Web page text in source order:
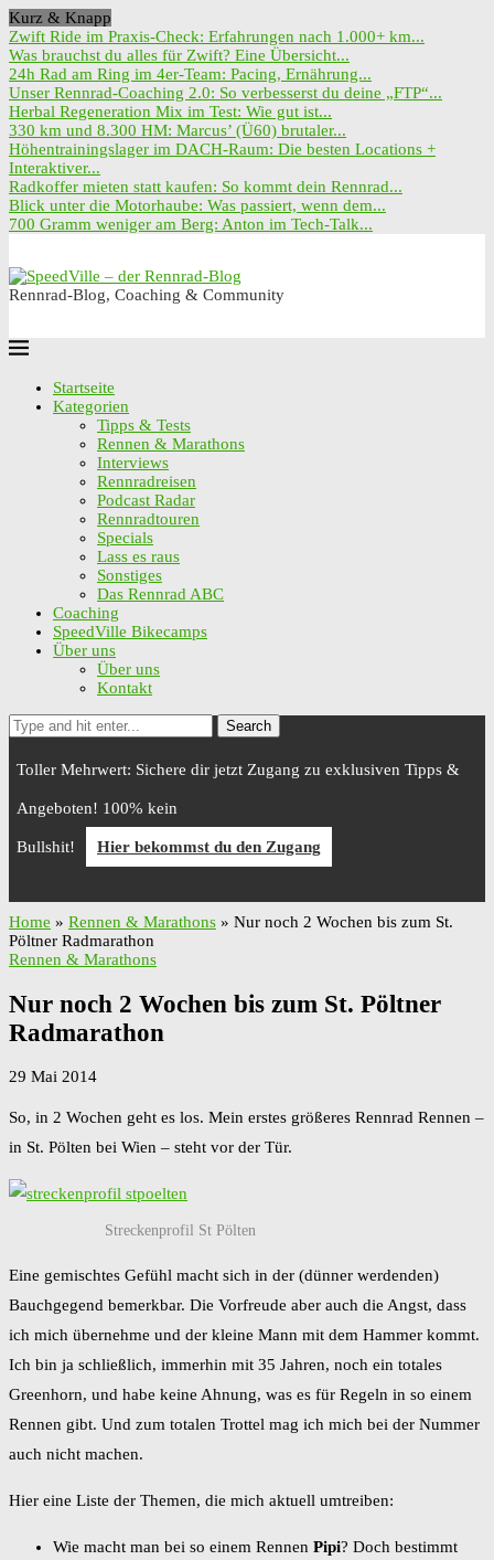
Kurz & Knapp
Zwift Ride im Praxis-Check: Erfahrungen nach 1.000+ km...
Was brauchst du alles für Zwift? Eine Übersicht...
24h Rad am Ring im 4er-Team: Pacing, Ernährung...
Unser Rennrad-Coaching 2.0: So verbesserst du deine „FTP“...
Herbal Regeneration Mix im Test: Wie gut ist...
330 km und 8.300 HM: Marcus’ (Ü60) brutaler...
Höhentrainingslager im DACH-Raum: Die besten Locations +
Interaktiver...
Radkoffer mieten statt kaufen: So kommt dein Rennrad...
Blick unter die Motorhaube: Was passiert, wenn dem...
700 Gramm weniger am Berg: Anton im Tech-Talk...
Rennrad-Blog, Coaching & Community
Startseite
Kategorien
Tipps & Tests
Rennen & Marathons
Interviews
Rennradreisen
Podcast Radar
Rennradtouren
Specials
Lass es raus
Sonstiges
Das Rennrad ABC
Coaching
SpeedVille Bikecamps
Über uns
Über uns
Kontakt
Search
Toller Mehrwert: Sichere dir jetzt Zugang zu exklusiven Tipps &
Angeboten! 100% kein
Bullshit! Hier bekommst du den Zugang
Home » Rennen & Marathons » Nur noch 2 Wochen bis zum St.
Pöltner Radmarathon
Rennen & Marathons
Nur noch 2 Wochen bis zum St. Pöltner
Radmarathon
29 Mai 2014
So, in 2 Wochen geht es los. Mein erstes größeres Rennrad Rennen –
in St. Pölten bei Wien – steht vor der Tür.
Streckenprofil St Pölten
Eine gemischtes Gefühl macht sich in der (dünner werdenden)
Bauchgegend bemerkbar. Die Vorfreude aber auch die Angst, dass
ich mich übernehme und der kleine Mann mit dem Hammer kommt.
Ich bin ja schließlich, immerhin mit 35 Jahren, noch ein totales
Greenhorn, und habe keine Ahnung, was es für Regeln in so einem
Rennen gibt. Und zum totalen Trottel mag ich mich bei der Nummer
auch nicht machen.
Hier eine Liste der Themen, die mich aktuell umtreiben:
Wie macht man bei so einem Rennen Pipi? Doch bestimmt